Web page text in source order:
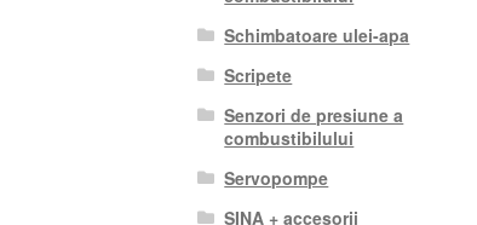
Schimbatoare ulei-apa
Scripete
Senzori de presiune a
combustibilului
Servopompe
SINA + accesorii